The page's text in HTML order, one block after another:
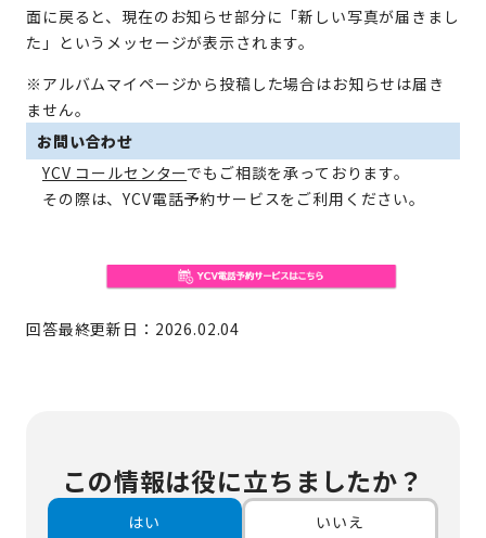
面に戻ると、現在のお知らせ部分に「新しい写真が届きまし
た」というメッセージが表示されます。
※アルバムマイページから投稿した場合はお知らせは届き
ません。
お問い合わせ
YCV コールセンターでもご相談を承っております。
その際は、YCV電話予約サービスをご利用ください。
回答最終更新日：2026.02.04
この情報は役に立ちましたか？
はい いいえ